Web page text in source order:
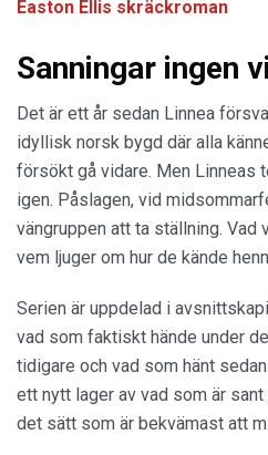
Easton Ellis skräckroman
Sanningar ingen
Det är ett år sedan Linnea
idyllisk norsk bygd där alla
försökt gå vidare. Men Linneas
igen. Påslagen, vid
vängruppen att ta ställning. Vad
vem ljuger om hur de kände
Serien är uppdelad i
vad som faktiskt hände under
tidigare och vad som hänt
ett nytt lager av vad som är
det sätt som är bekvämast att